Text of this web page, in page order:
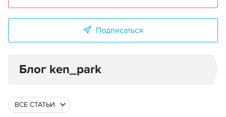
Подписаться
Блог ken_park
ВСЕ СТАТЬИ